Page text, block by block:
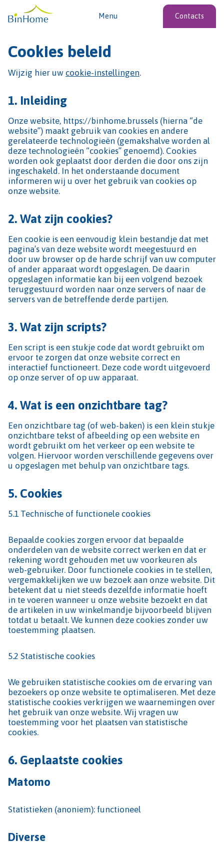
Menu Contacts
Cookies beleid
Wijzig hier uw cookie-instellingen.
1. Inleiding
Onze website, https://binhome.brussels (hierna “de
website”) maakt gebruik van cookies en andere
gerelateerde technologieën (gemakshalve worden al
deze technologieën “cookies” genoemd). Cookies
worden ook geplaatst door derden die door ons zijn
ingeschakeld. In het onderstaande document
informeren wij u over het gebruik van cookies op
onze website.
2. Wat zijn cookies?
Een cookie is een eenvoudig klein bestandje dat met
pagina’s van deze website wordt meegestuurd en
door uw browser op de harde schrijf van uw computer
of ander apparaat wordt opgeslagen. De daarin
opgeslagen informatie kan bij een volgend bezoek
teruggestuurd worden naar onze servers of naar de
servers van de betreffende derde partijen.
3. Wat zijn scripts?
Een script is een stukje code dat wordt gebruikt om
ervoor te zorgen dat onze website correct en
interactief functioneert. Deze code wordt uitgevoerd
op onze server of op uw apparaat.
4. Wat is een onzichtbare tag?
Een onzichtbare tag (of web-baken) is een klein stukje
onzichtbare tekst of afbeelding op een website en
wordt gebruikt om het verkeer op een website te
volgen. Hiervoor worden verschillende gegevens over
u opgeslagen met behulp van onzichtbare tags.
5. Cookies
5.1 Technische of functionele cookies
Bepaalde cookies zorgen ervoor dat bepaalde
onderdelen van de website correct werken en dat er
rekening wordt gehouden met uw voorkeuren als
web-gebruiker. Door functionele cookies in te stellen,
vergemakkelijken we uw bezoek aan onze website. Dit
betekent dat u niet steeds dezelfde informatie hoeft
in te voeren wanneer u onze website bezoekt en dat
de artikelen in uw winkelmandje bijvoorbeeld blijven
totdat u betaalt. We kunnen deze cookies zonder uw
toestemming plaatsen.
5.2 Statistische cookies
We gebruiken statistische cookies om de ervaring van
bezoekers op onze website te optimaliseren. Met deze
statistische cookies verkrijgen we waarnemingen over
het gebruik van onze website. Wij vragen uw
toestemming voor het plaatsen van statistische
cookies.
6. Geplaatste cookies
Matomo
Statistieken (anoniem): functioneel
Diverse